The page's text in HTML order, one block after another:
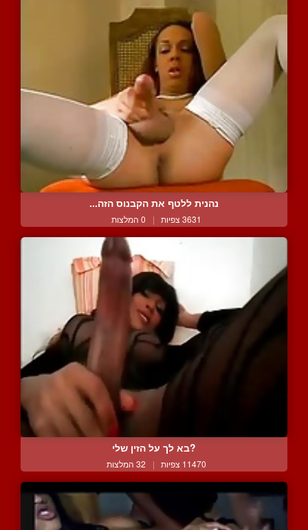
נהנית ללטף את הקבנוס הזה...
3631 צפיות | 0 המלצות
?בא לך על הזין שלי
11470 צפיות | 32 המלצות